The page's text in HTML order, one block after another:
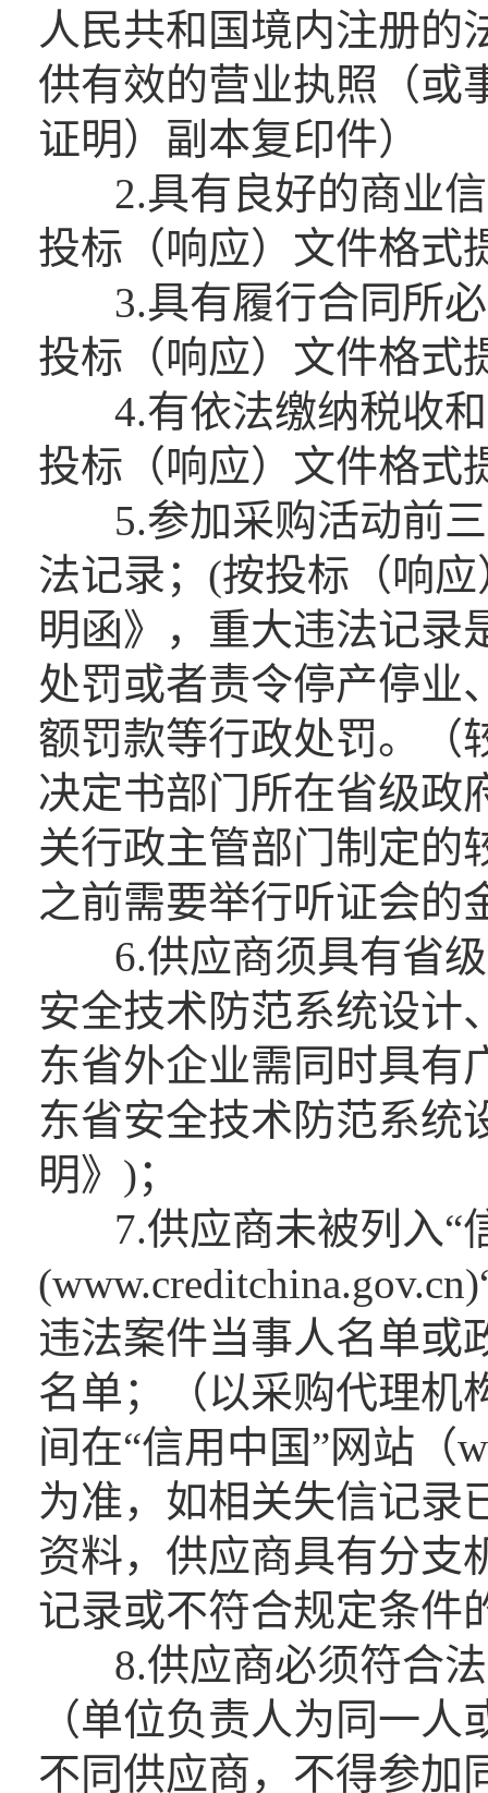
人民共和国境内注册的
供有效的营业执照（或
证明）副本复印件）
2.具有良好的商业信
投标（响应）文件格式
3.具有履行合同所必
投标（响应）文件格式
4.有依法缴纳税收和
投标（响应）文件格式
5.参加采购活动前三
法记录；(按投标（响
明函》，重大违法记录
处罚或者责令停产停业
额罚款等行政处罚。（
决定书部门所在省级政
关行政主管部门制定的
之前需要举行听证会的
6.供应商须具有省级
安全技术防范系统设计
东省外企业需同时具有
东省安全技术防范系统
明》)；
7.供应商未被列入“
违法案件当事人名单或
名单；（以采购代理机
间在“信用中国”网站（
为准，如相关失信记录
资料，供应商具有分支
记录或不符合规定条件
8.供应商必须符合法
（单位负责人为同一
不同供应商，不得参加